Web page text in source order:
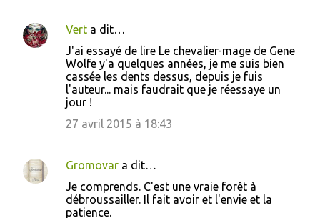
t
Vert a dit…
J'ai essayé de lire Le chevalier-mage de Gene
Wolfe y'a quelques années, je me suis bien
cassée les dents dessus, depuis je fuis
l'auteur... mais faudrait que je réessaye un
jour !
27 avril 2015 à 18:43
Gromovar a dit…
Je comprends. C'est une vraie forêt à
débroussailler. Il fait avoir et l'envie et la
patience.